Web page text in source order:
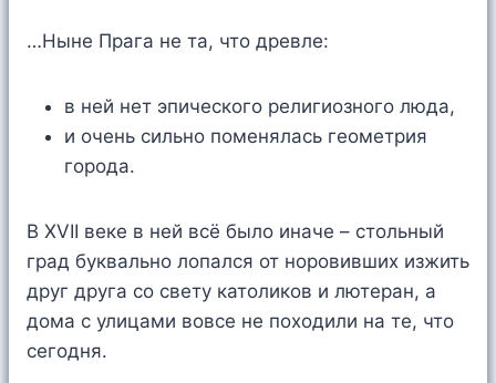
…Ныне Прага не та, что древле:
в ней нет эпического религиозного люда,
и очень сильно поменялась геометрия
города.
В XVII веке в ней всё было иначе – стольный
град буквально лопался от норовивших изжить
друг друга со свету католиков и лютеран, а
дома с улицами вовсе не походили на те, что
сегодня.